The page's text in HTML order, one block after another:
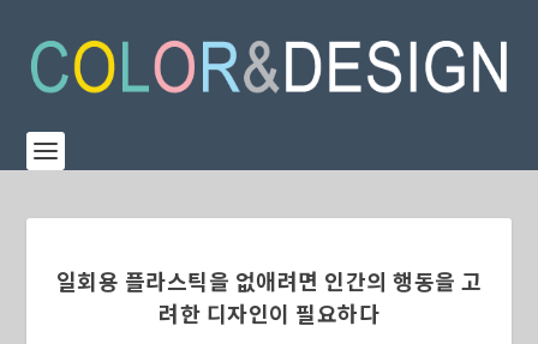
일회용 플라스틱을 없애려면 인간의 행동을 고
려한 디자인이 필요하다